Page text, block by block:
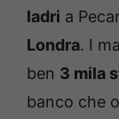
ladri a
Londra. I
ben 3 mila
banco che